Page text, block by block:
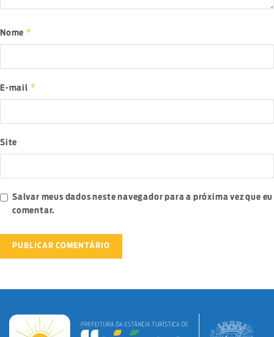
Nome *
E-mail *
Site
Salvar meus dados neste navegador para a próxima vez que eu
comentar.